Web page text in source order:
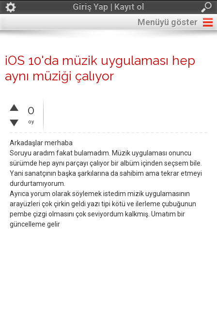
Giriş Yap | Kayıt ol
Menüyü göster
iOS 10'da müzik uygulaması hep
aynı müziği çalıyor
0
oy
Arkadaşlar merhaba
Soruyu aradım fakat bulamadım. Müzik uygulaması onuncu
sürümde hep aynı parçayı çalıyor bir albüm içinden seçsem bile.
Yani sanatçının başka şarkılarına da sahibim ama tekrar etmeyi
durdurtamıyorum.
Ayrıca yorum olarak söylemek istedim mizik uygulamasının
arayüzleri çok çirkin geldi yazı tipi kötü ve ilerleme çubuğunun
pembe çizgi olmasını çok seviyordum kalkmış. Umatım bir
güncelleme gelir